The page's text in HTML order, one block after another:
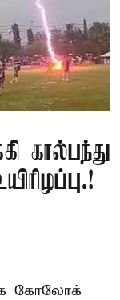
கால்பந்து
கோலோக்